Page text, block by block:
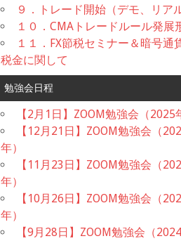
９．トレード開始（デモ、リアル
１０．CMAトレードルール発展
１１．FX節税セミナー＆暗号通
税金に関して
勉強会日程
【2月1日】ZOOM勉強会（2025
【12月21日】ZOOM勉強会（
年）
【11月23日】ZOOM勉強会（
年）
【10月26日】ZOOM勉強会（
年）
【9月28日】ZOOM勉強会（2024